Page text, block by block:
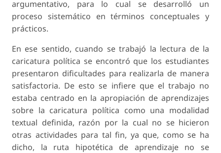
argumentativo, para lo cual se desarrolló un
proceso sistemático en términos conceptuales y
prácticos.
En ese sentido, cuando se trabajó la lectura de la
caricatura política se encontró que los estudiantes
presentaron dificultades para realizarla de manera
satisfactoria. De esto se infiere que el trabajo no
estaba centrado en la apropiación de aprendizajes
sobre la caricatura política como una modalidad
textual definida, razón por la cual no se hicieron
otras actividades para tal fin, ya que, como se ha
dicho, la ruta hipotética de aprendizaje no se